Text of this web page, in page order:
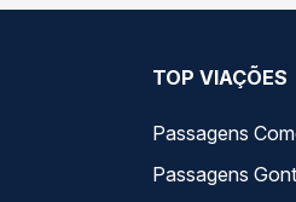
TOP VIAÇÕES
Passagens
Passagens